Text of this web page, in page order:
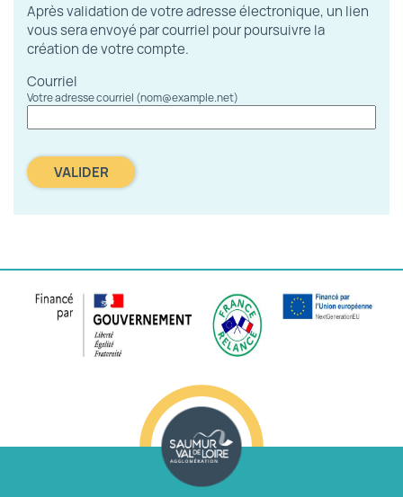
Après validation de votre adresse électronique, un lien
vous sera envoyé par courriel pour poursuivre la
création de votre compte.
Courriel
Votre adresse courriel (nom@example.net)
VALIDER